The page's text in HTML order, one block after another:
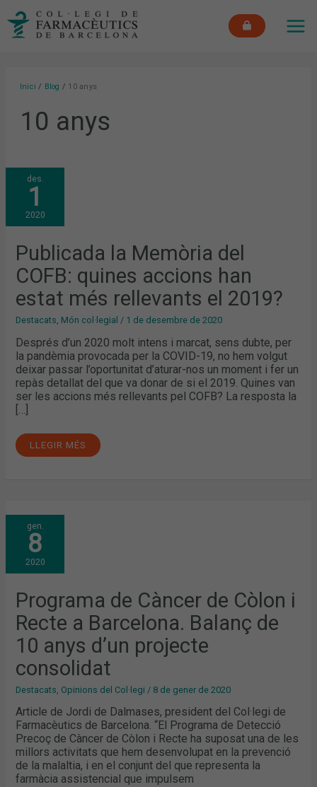
Inici Blog 10 anys
10 anys
des.
1
2020
Publicada la Memòria del
COFB: quines accions han
estat més rellevants el 2019?
Destacats Món col·legial / 1 de desembre de 2020
Després d’un 2020 molt intens i marcat, sens dubte, per
la pandèmia provocada per la COVID-19, no hem volgut
deixar passar l’oportunitat d’aturar-nos un moment i fer un
repàs detallat del que va donar de si el 2019. Quines van
ser les accions més rellevants pel COFB? La resposta la
PUBLICADA
LA
MEMÒRIA
COFB:
QUINES
ACCIONS
ESTAT
MÉS
RELLEVANTS
EL
2019?
LLEGIR MÉS
gen.
8
2020
Programa de Càncer de Còlon i
Recte a Barcelona. Balanç de
10 anys d’un projecte
consolidat
Destacats Opinions del Col·legi / 8 de gener de 2020
Article de Jordi de Dalmases, president del Col·legi de
Farmacèutics de Barcelona. “El Programa de Detecció
Precoç de Càncer de Còlon i Recte ha suposat una de les
millors activitats que hem desenvolupat en la prevenció
de la malaltia, i en el conjunt del que representa la
farmàcia assistencial que impulsem
PROGRAMA
DE
CÀNCER
DE
CÒLON
I
RECTE
BALANÇ
DE
10
ANYS
D’UN
PROJECTE
CONSOLIDAT